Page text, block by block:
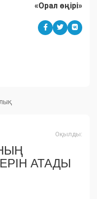
«Орал өңірі»
Оқылды:
АТАДЫ